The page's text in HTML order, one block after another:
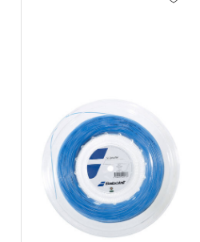
Babolat | Saitenrolle "SG
Spiraltek"